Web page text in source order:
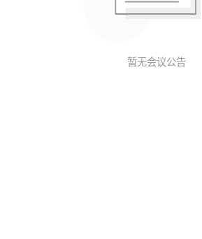
暂无会议公告